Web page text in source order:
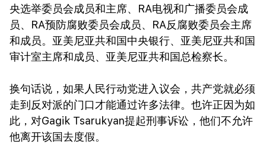
央选举委员会成员和主席、RA电视和广播委员会成
员、RA预防腐败委员会成员、RA反腐败委员会主席
和成员。亚美尼亚共和国中央银行、亚美尼亚共和国
审计室主席和成员、亚美尼亚共和国总检察长。
换句话说，如果人民行动党进入议会，共产党就必须
走到反对派的门口才能通过许多法律。也许正因为如
此，对Gagik Tsarukyan提起刑事诉讼，他们不允许
他离开该国去度假。